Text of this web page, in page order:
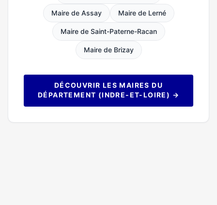
Maire de Assay Maire de Lerné
Maire de Saint-Paterne-Racan
Maire de Brizay
DÉCOUVRIR LES MAIRES DU
DÉPARTEMENT (INDRE-ET-LOIRE) →